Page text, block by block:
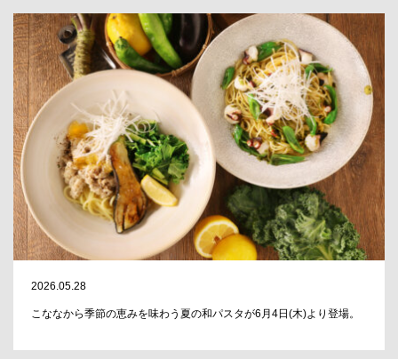
2026.05.28
こななから季節の恵みを味わう夏の和パスタが6月4日(木)より登場。